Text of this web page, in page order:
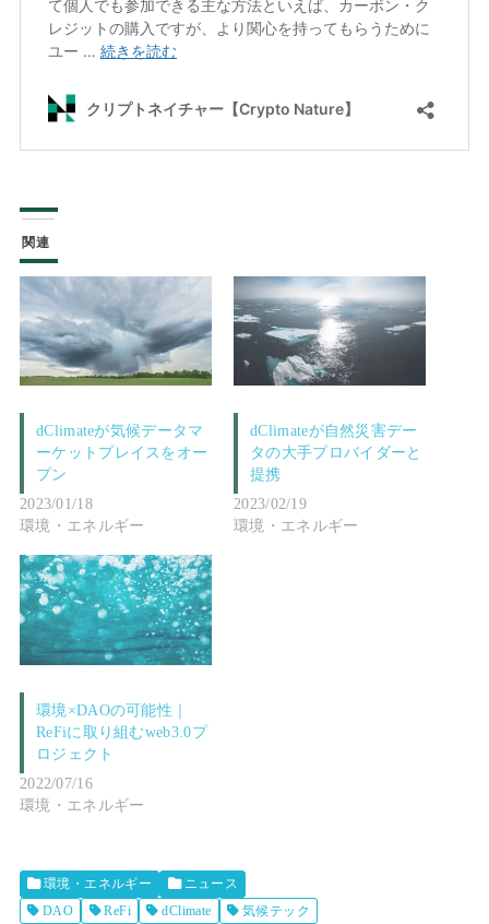
関連
dClimateが気候データマ
ーケットプレイスをオー
プン
2023/01/18
環境・エネルギー
dClimateが自然災害デー
タの大手プロバイダーと
提携
2023/02/19
環境・エネルギー
環境×DAOの可能性｜
ReFiに取り組むweb3.0プ
ロジェクト
2022/07/16
環境・エネルギー
環境・エネルギー
ニュース
DAO
ReFi dClimate 気候テック